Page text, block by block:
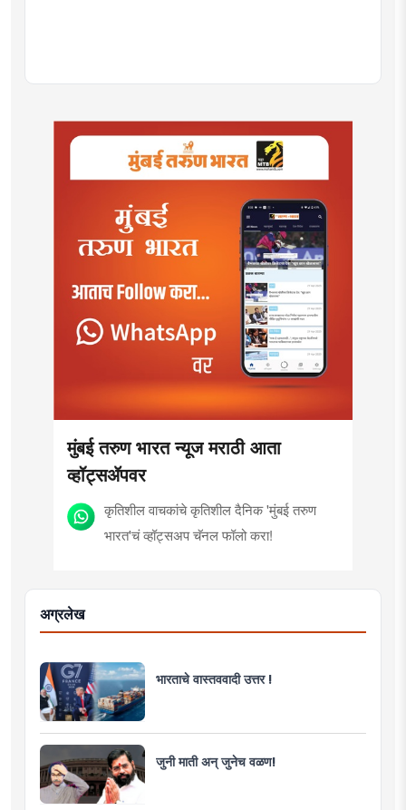
मुंबई तरुण भारत न्यूज मराठी आता
व्हॉट्सॲपवर
कृतिशील वाचकांचे कृतिशील दैनिक 'मुंबई तरुण
भारत'चं व्हॉट्सअप चॅनल फॉलो करा!
अग्रलेख
भारताचे वास्तववादी उत्तर !
जुनी माती अन् जुनेच वळण!